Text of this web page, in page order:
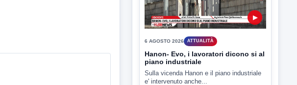
Sulla vicenda Hanon e il piano industriale
e' intervenuto anche...